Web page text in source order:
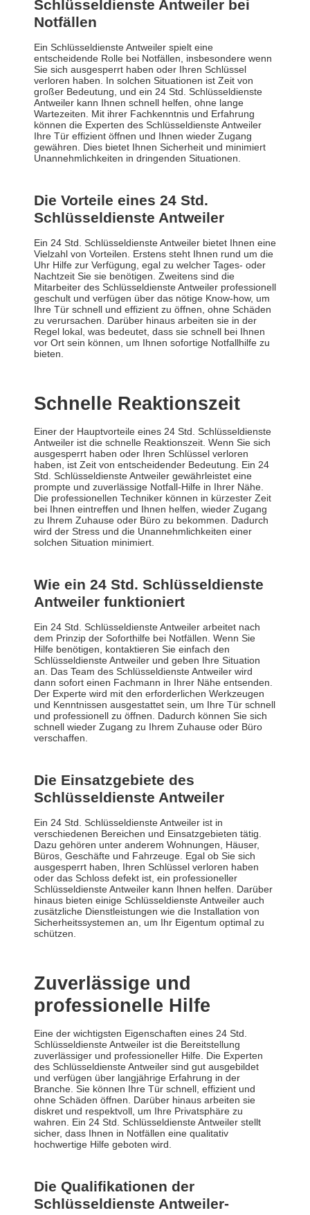
Schlüsseldienste Antweiler bei
Notfällen
Ein Schlüsseldienste Antweiler spielt eine
entscheidende Rolle bei Notfällen, insbesondere wenn
Sie sich ausgesperrt haben oder Ihren Schlüssel
verloren haben. In solchen Situationen ist Zeit von
großer Bedeutung, und ein 24 Std. Schlüsseldienste
Antweiler kann Ihnen schnell helfen, ohne lange
Wartezeiten. Mit ihrer Fachkenntnis und Erfahrung
können die Experten des Schlüsseldienste Antweiler
Ihre Tür effizient öffnen und Ihnen wieder Zugang
gewähren. Dies bietet Ihnen Sicherheit und minimiert
Unannehmlichkeiten in dringenden Situationen.
Die Vorteile eines 24 Std.
Schlüsseldienste Antweiler
Ein 24 Std. Schlüsseldienste Antweiler bietet Ihnen eine
Vielzahl von Vorteilen. Erstens steht Ihnen rund um die
Uhr Hilfe zur Verfügung, egal zu welcher Tages- oder
Nachtzeit Sie sie benötigen. Zweitens sind die
Mitarbeiter des Schlüsseldienste Antweiler professionell
geschult und verfügen über das nötige Know-how, um
Ihre Tür schnell und effizient zu öffnen, ohne Schäden
zu verursachen. Darüber hinaus arbeiten sie in der
Regel lokal, was bedeutet, dass sie schnell bei Ihnen
vor Ort sein können, um Ihnen sofortige Notfallhilfe zu
bieten.
Schnelle Reaktionszeit
Einer der Hauptvorteile eines 24 Std. Schlüsseldienste
Antweiler ist die schnelle Reaktionszeit. Wenn Sie sich
ausgesperrt haben oder Ihren Schlüssel verloren
haben, ist Zeit von entscheidender Bedeutung. Ein 24
Std. Schlüsseldienste Antweiler gewährleistet eine
prompte und zuverlässige Notfall-Hilfe in Ihrer Nähe.
Die professionellen Techniker können in kürzester Zeit
bei Ihnen eintreffen und Ihnen helfen, wieder Zugang
zu Ihrem Zuhause oder Büro zu bekommen. Dadurch
wird der Stress und die Unannehmlichkeiten einer
solchen Situation minimiert.
Wie ein 24 Std. Schlüsseldienste
Antweiler funktioniert
Ein 24 Std. Schlüsseldienste Antweiler arbeitet nach
dem Prinzip der Soforthilfe bei Notfällen. Wenn Sie
Hilfe benötigen, kontaktieren Sie einfach den
Schlüsseldienste Antweiler und geben Ihre Situation
an. Das Team des Schlüsseldienste Antweiler wird
dann sofort einen Fachmann in Ihrer Nähe entsenden.
Der Experte wird mit den erforderlichen Werkzeugen
und Kenntnissen ausgestattet sein, um Ihre Tür schnell
und professionell zu öffnen. Dadurch können Sie sich
schnell wieder Zugang zu Ihrem Zuhause oder Büro
verschaffen.
Die Einsatzgebiete des
Schlüsseldienste Antweiler
Ein 24 Std. Schlüsseldienste Antweiler ist in
verschiedenen Bereichen und Einsatzgebieten tätig.
Dazu gehören unter anderem Wohnungen, Häuser,
Büros, Geschäfte und Fahrzeuge. Egal ob Sie sich
ausgesperrt haben, Ihren Schlüssel verloren haben
oder das Schloss defekt ist, ein professioneller
Schlüsseldienste Antweiler kann Ihnen helfen. Darüber
hinaus bieten einige Schlüsseldienste Antweiler auch
zusätzliche Dienstleistungen wie die Installation von
Sicherheitssystemen an, um Ihr Eigentum optimal zu
schützen.
Zuverlässige und
professionelle Hilfe
Eine der wichtigsten Eigenschaften eines 24 Std.
Schlüsseldienste Antweiler ist die Bereitstellung
zuverlässiger und professioneller Hilfe. Die Experten
des Schlüsseldienste Antweiler sind gut ausgebildet
und verfügen über langjährige Erfahrung in der
Branche. Sie können Ihre Tür schnell, effizient und
ohne Schäden öffnen. Darüber hinaus arbeiten sie
diskret und respektvoll, um Ihre Privatsphäre zu
wahren. Ein 24 Std. Schlüsseldienste Antweiler stellt
sicher, dass Ihnen in Notfällen eine qualitativ
hochwertige Hilfe geboten wird.
Die Qualifikationen der
Schlüsseldienste Antweiler-